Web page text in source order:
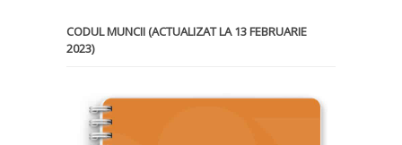
CODUL MUNCII (ACTUALIZAT LA 13 FEBRUARIE
2023)